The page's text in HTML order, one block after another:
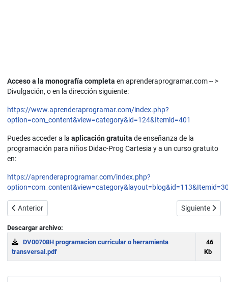
Acceso a la monografía completa en aprenderaprogramar.com -- >
Divulgación, o en la dirección siguiente:
https://www.aprenderaprogramar.com/index.php?
option=com_content&view=category&id=124&Itemid=401
Puedes acceder a la aplicación gratuita de enseñanza de la
programación para niños Didac-Prog Cartesia y a un curso gratuito
en:
https://aprenderaprogramar.com/index.php?
Artículo anterior: Motivaciones didáctico-pedagógicas para
Anterior Artículo
Siguiente
Descargar archivo:
DV00708H programacion curricular o herramienta
transversal.pdf
46
Kb